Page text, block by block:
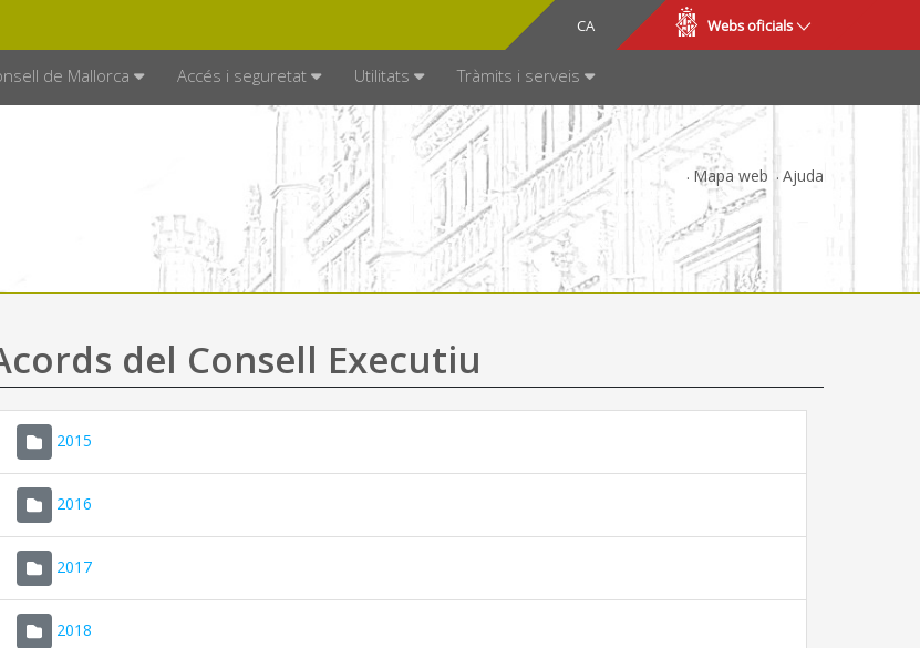
CA
ES Webs oficials
de Mallorca Accés i seguretat Utilitats Tràmits i serveis
Mapa web Ajuda
del Consell Executiu
2015
2016
2017
2018